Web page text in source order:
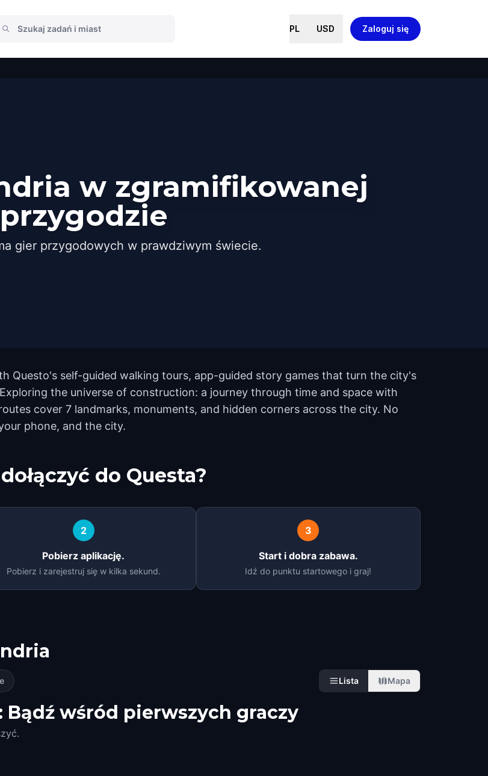
PL USD Zaloguj się
w zgramifikowanej
przygodzie
gier przygodowych w prawdziwym świecie.
Questo's self-guided walking tours, app-guided story games that turn the city's
the universe of construction: a journey through time and space with
cover 7 landmarks, monuments, and hidden corners across the city. No
phone, and the city.
do Questa?
2
Pobierz aplikację.
Pobierz i zarejestruj się w kilka sekund.
3
Start i dobra zabawa.
Idź do punktu startowego i graj!
Lista Mapa
wśród pierwszych graczy